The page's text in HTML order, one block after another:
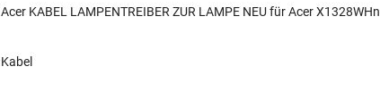
Acer KABEL LAMPENTREIBER ZUR LAMPE NEU für Acer X1328WHn
Kabel